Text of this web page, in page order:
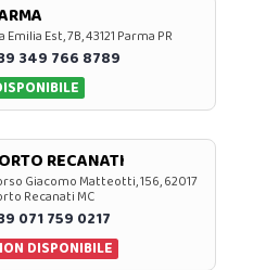
Emilia Est, 7B, 43121 Parma PR
349 766 8789
RECANATI
Giacomo Matteotti, 156, 62017
Recanati MC
071 759 0217
DISPONIBILE